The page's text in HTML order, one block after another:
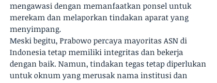
mengawasi dengan memanfaatkan ponsel untuk
merekam dan melaporkan tindakan aparat yang
menyimpang.
Meski begitu, Prabowo percaya mayoritas ASN di
Indonesia tetap memiliki integritas dan bekerja
dengan baik. Namun, tindakan tegas tetap diperlukan
untuk oknum yang merusak nama institusi dan